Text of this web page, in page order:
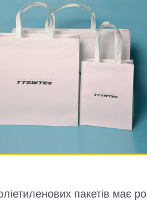
пакетів